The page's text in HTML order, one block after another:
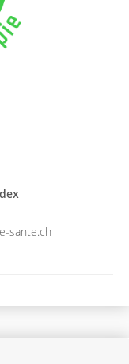
sante.ch